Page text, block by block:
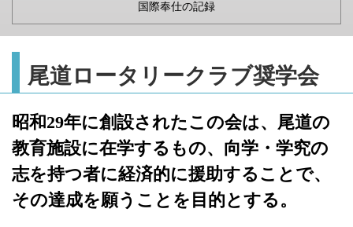
国際奉仕の記録
尾道ロータリークラブ奨学会
昭和29年に創設されたこの会は、尾道の
教育施設に在学するもの、向学・学究の
志を持つ者に経済的に援助することで、
その達成を願うことを目的とする。